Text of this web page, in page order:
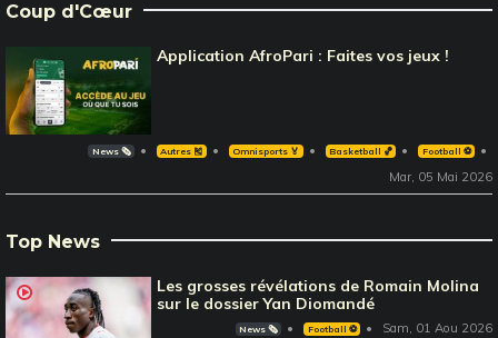
Coup d'Cœur
Application AfroPari : Faites vos jeux !
News 🗞️ Autres 🎽 Omnisports 🏅 Basketball 🏀 Football ⚽️
Mar, 05 Mai 2026
Top News
Les grosses révélations de Romain Molina
sur le dossier Yan Diomandé
News 🗞️ Football ⚽️ Sam, 01 Aou 2026